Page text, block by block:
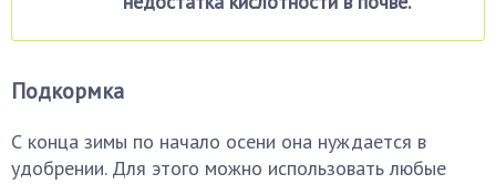
Подкормка
С конца зимы по начало осени она нуждается в
удобрении. Для этого можно использовать любые